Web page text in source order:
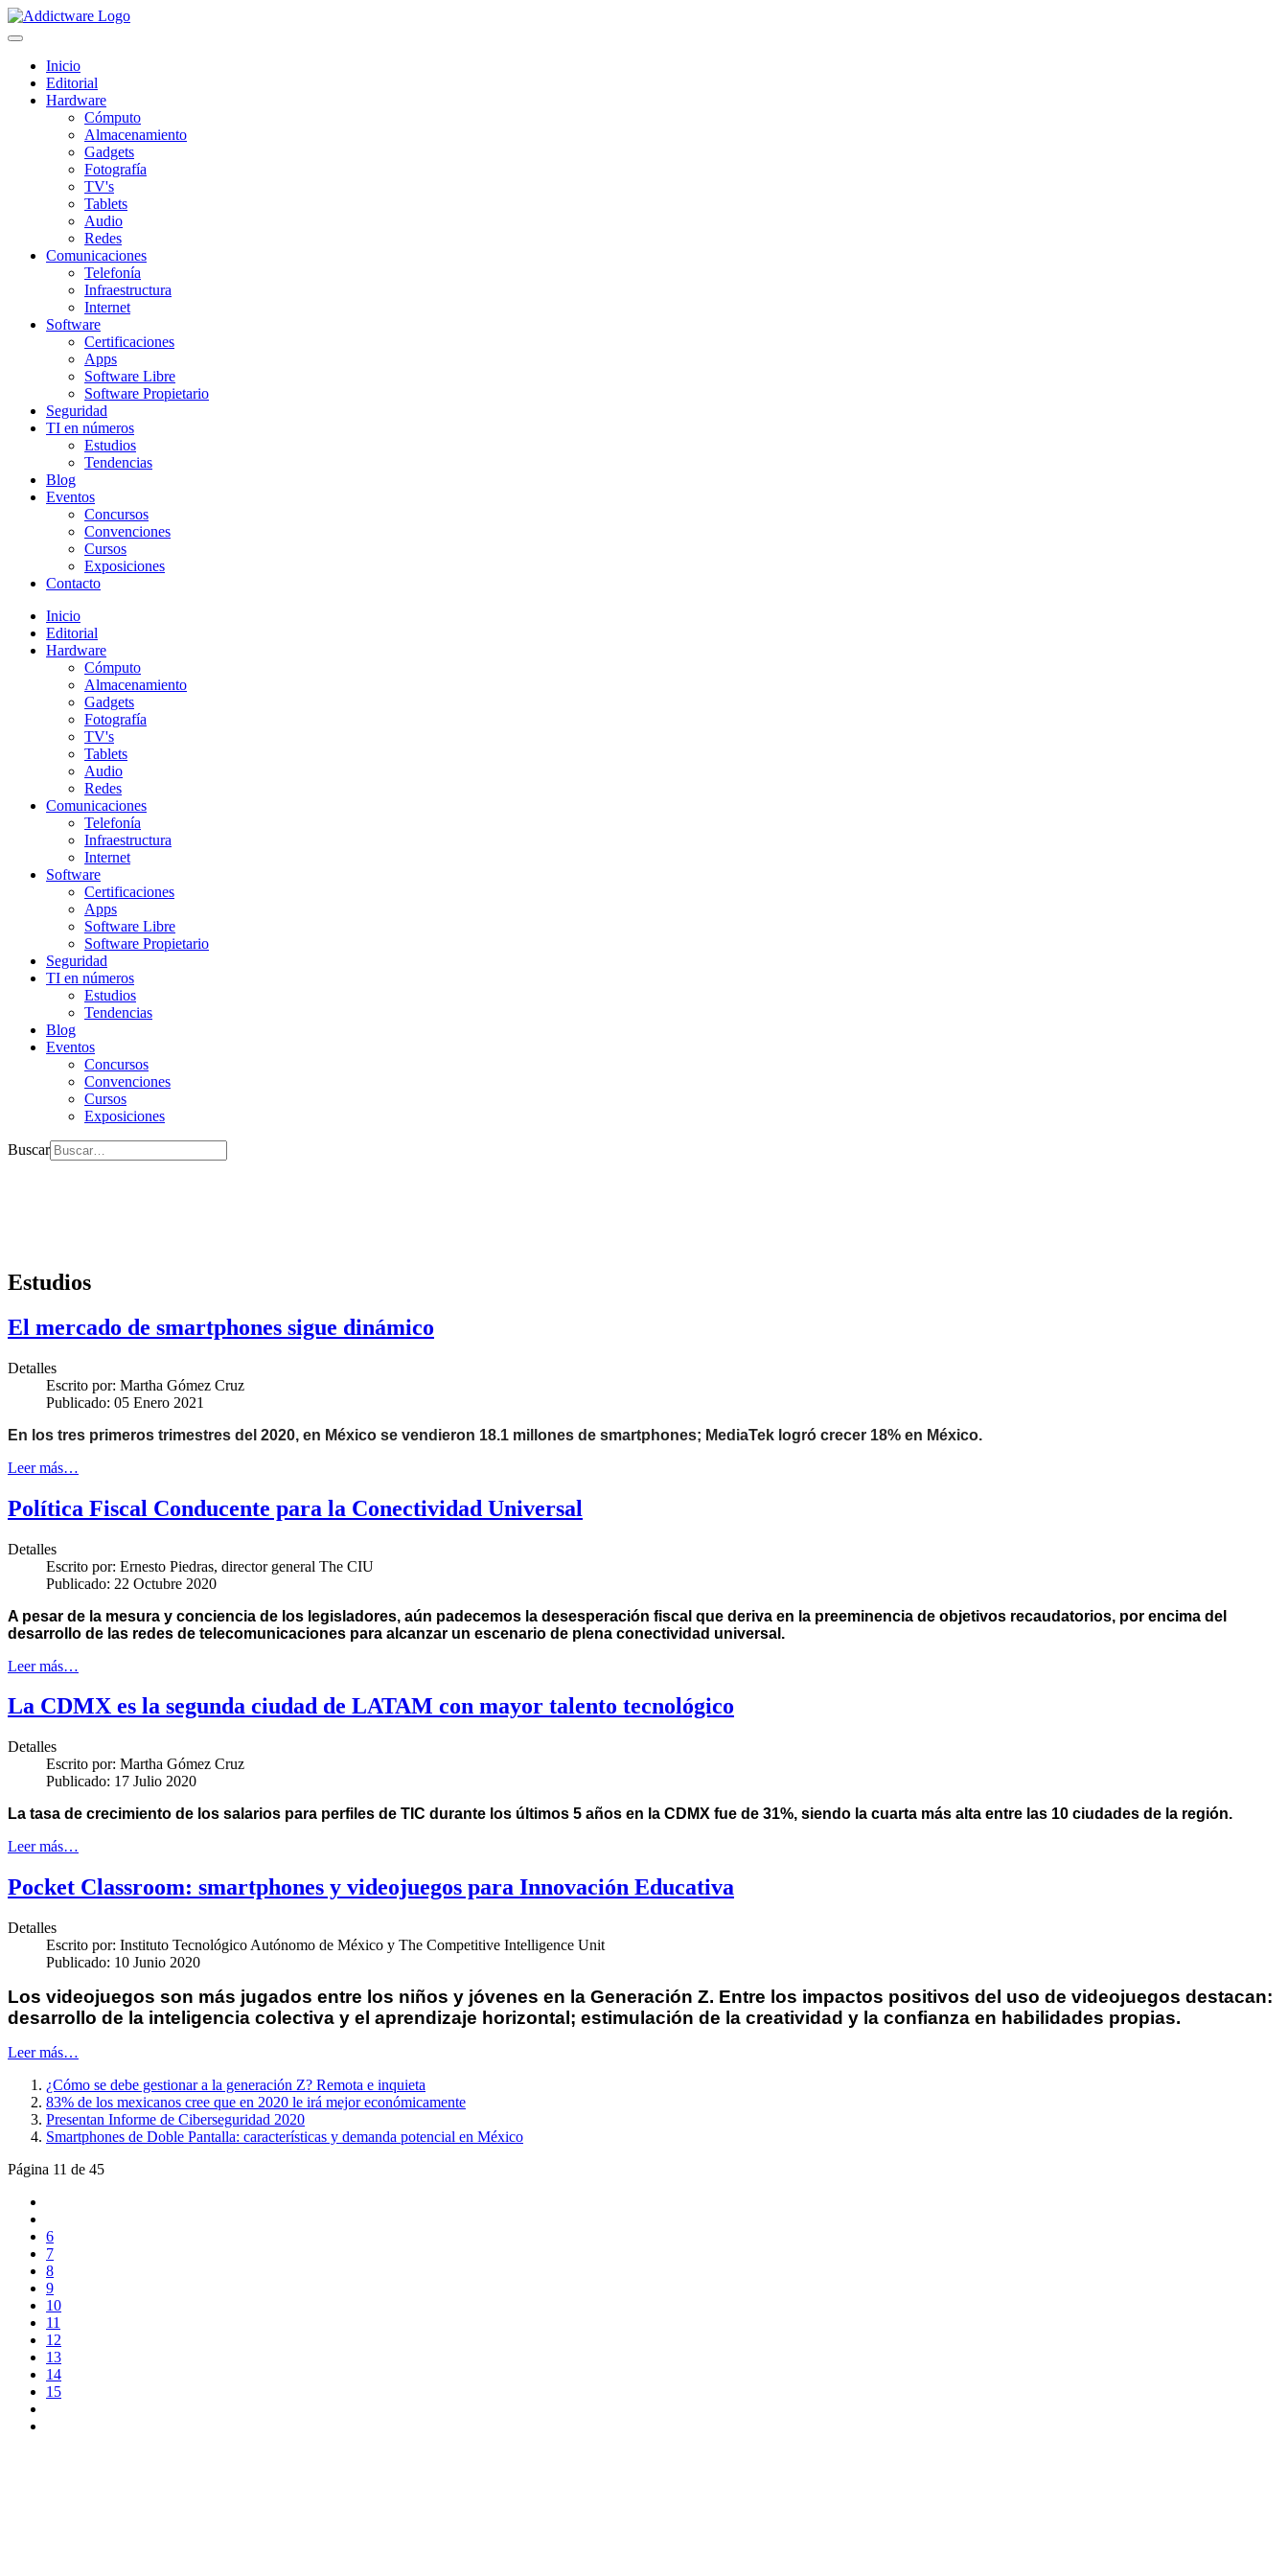
Inicio
Editorial
Hardware
Cómputo
Almacenamiento
Gadgets
Fotografía
TV's
Tablets
Audio
Redes
Comunicaciones
Telefonía
Infraestructura
Internet
Software
Certificaciones
Apps
Software Libre
Software Propietario
Seguridad
TI en números
Estudios
Tendencias
Blog
Eventos
Concursos
Convenciones
Cursos
Exposiciones
Contacto
Inicio
Editorial
Hardware
Cómputo
Almacenamiento
Gadgets
Fotografía
TV's
Tablets
Audio
Redes
Comunicaciones
Telefonía
Infraestructura
Internet
Software
Certificaciones
Apps
Software Libre
Software Propietario
Seguridad
TI en números
Estudios
Tendencias
Blog
Eventos
Concursos
Convenciones
Cursos
Exposiciones
Buscar
Estudios
El mercado de smartphones sigue dinámico
Detalles
Escrito por: Martha Gómez Cruz
Publicado: 05 Enero 2021
En los tres primeros trimestres del 2020, en México se vendieron 18.1 millones de smartphones; MediaTek logró crecer 18% en México.
Leer más…
Política Fiscal Conducente para la Conectividad Universal
Detalles
Escrito por: Ernesto Piedras, director general The CIU
Publicado: 22 Octubre 2020
A pesar de la mesura y conciencia de los legisladores, aún padecemos la desesperación fiscal que deriva en la preeminencia de objetivos recaudatorios, por encima del
desarrollo de las redes de telecomunicaciones para alcanzar un escenario de plena conectividad universal.
Leer más…
La CDMX es la segunda ciudad de LATAM con mayor talento tecnológico
Detalles
Escrito por: Martha Gómez Cruz
Publicado: 17 Julio 2020
La tasa de crecimiento de los salarios para perfiles de TIC durante los últimos 5 años en la CDMX fue de 31%, siendo la cuarta más alta entre las 10 ciudades de la región.
Leer más…
Pocket Classroom: smartphones y videojuegos para Innovación Educativa
Detalles
Escrito por: Instituto Tecnológico Autónomo de México y The Competitive Intelligence Unit
Publicado: 10 Junio 2020
Los videojuegos son más jugados entre los niños y jóvenes en la Generación Z. Entre los impactos positivos del uso de videojuegos destacan:
desarrollo de la inteligencia colectiva y el aprendizaje horizontal; estimulación de la creatividad y la confianza en habilidades propias.
Leer más…
¿Cómo se debe gestionar a la generación Z? Remota e inquieta
83% de los mexicanos cree que en 2020 le irá mejor económicamente
Presentan Informe de Ciberseguridad 2020
Smartphones de Doble Pantalla: características y demanda potencial en México
Página 11 de 45
6
7
8
9
10
11
12
13
14
15